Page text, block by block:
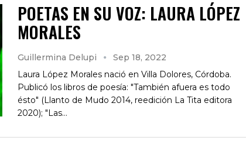
POETAS EN SU VOZ: LAURA LÓPEZ
MORALES
Guillermina Delupi
Sep 18, 2022
Laura López Morales nació en Villa Dolores, Córdoba.
Publicó los libros de poesía: "También afuera es todo
ésto" (Llanto de Mudo 2014, reedición La Tita editora
2020); "Las…